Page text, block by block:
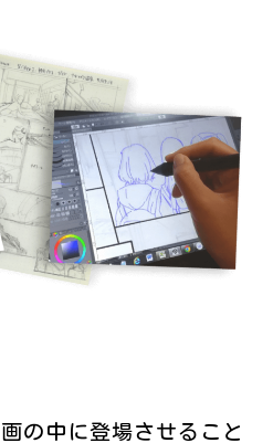
の中に登場させること